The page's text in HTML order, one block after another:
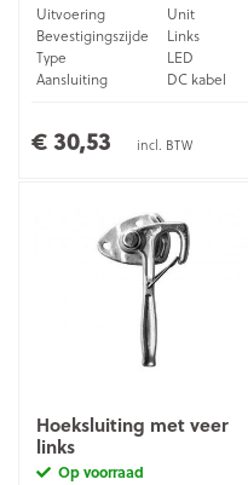
Uitvoering
Unit
Bevestigingszijde
Links
Type
LED
Aansluiting
DC kabel
€ 30,53 incl. BTW
Hoeksluiting met veer
links
Op voorraad